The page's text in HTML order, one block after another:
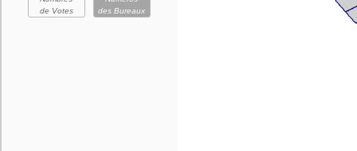
de Votes
des Bureaux